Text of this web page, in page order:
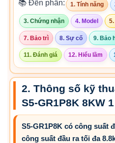
📚 Đến phần: 1. Tính năng
3. Chứng nhận 4. Model
7. Bảo trì 8. Sự cố 9. Bảo
11. Đánh giá 12. Hiểu lầm
2. Thông số kỹ
S5-GR1P8K 8KW
S5-GR1P8K có công suất
công suất đầu ra tối đa